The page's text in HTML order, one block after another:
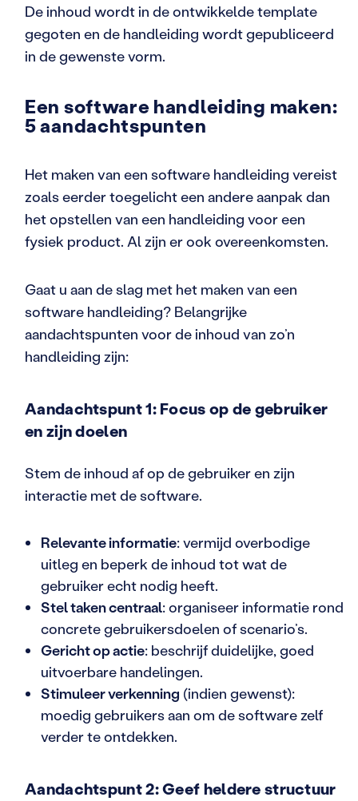
De inhoud wordt in de ontwikkelde template
gegoten en de handleiding wordt gepubliceerd
in de gewenste vorm.
Een software handleiding maken:
5 aandachtspunten
Het maken van een software handleiding vereist
zoals eerder toegelicht een andere aanpak dan
het opstellen van een handleiding voor een
fysiek product. Al zijn er ook overeenkomsten.
Gaat u aan de slag met het maken van een
software handleiding? Belangrijke
aandachtspunten voor de inhoud van zo’n
handleiding zijn:
Aandachtspunt 1: Focus op de gebruiker
en zijn doelen
Stem de inhoud af op de gebruiker en zijn
interactie met de software.
Relevante informatie: vermijd overbodige
uitleg en beperk de inhoud tot wat de
gebruiker echt nodig heeft.
Stel taken centraal: organiseer informatie rond
concrete gebruikersdoelen of scenario’s.
Gericht op actie: beschrijf duidelijke, goed
uitvoerbare handelingen.
Stimuleer verkenning (indien gewenst):
moedig gebruikers aan om de software zelf
verder te ontdekken.
Aandachtspunt 2: Geef heldere structuur